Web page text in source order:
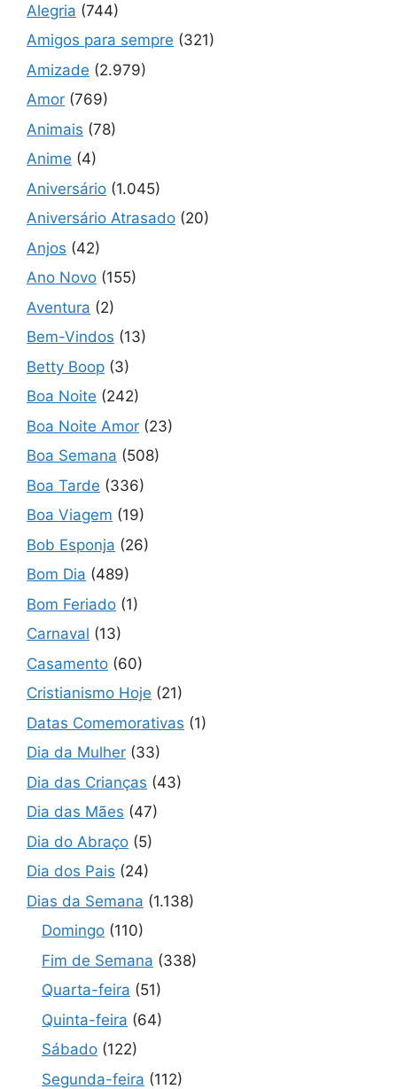
Alegria (744)
Amigos para sempre (321)
Amizade (2.979)
Amor (769)
Animais (78)
Anime (4)
Aniversário (1.045)
Aniversário Atrasado (20)
Anjos (42)
Ano Novo (155)
Aventura (2)
Bem-Vindos (13)
Betty Boop (3)
Boa Noite (242)
Boa Noite Amor (23)
Boa Semana (508)
Boa Tarde (336)
Boa Viagem (19)
Bob Esponja (26)
Bom Dia (489)
Bom Feriado (1)
Carnaval (13)
Casamento (60)
Cristianismo Hoje (21)
Datas Comemorativas (1)
Dia da Mulher (33)
Dia das Crianças (43)
Dia das Mães (47)
Dia do Abraço (5)
Dia dos Pais (24)
Dias da Semana (1.138)
Domingo (110)
Fim de Semana (338)
Quarta-feira (51)
Quinta-feira (64)
Sábado (122)
Segunda-feira (112)